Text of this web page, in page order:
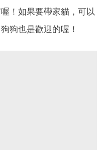
！如果要帶家貓，可以
狗也是歡迎的喔！